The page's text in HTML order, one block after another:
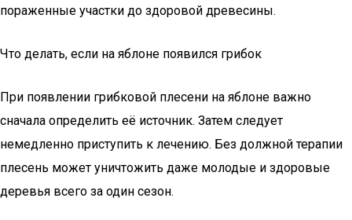
пораженные участки до здоровой древесины.
Что делать, если на яблоне появился грибок
При появлении грибковой плесени на яблоне важно
сначала определить её источник. Затем следует
немедленно приступить к лечению. Без должной терапии
плесень может уничтожить даже молодые и здоровые
деревья всего за один сезон.